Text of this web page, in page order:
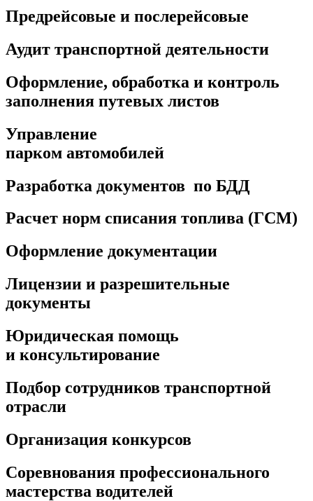
Предрейсовые и послерейсовые
Аудит транспортной деятельности
Оформление, обработка и контроль
заполнения путевых листов
Управление
парком автомобилей
Разработка документов по БДД
Расчет норм списания топлива (ГСМ)
Оформление документации
Лицензии и разрешительные
документы
Юридическая помощь
и консультирование
Подбор сотрудников транспортной
отрасли
Организация конкурсов
Соревнования профессионального
мастерства водителей